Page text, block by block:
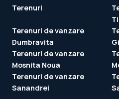
Terenuri
Terenuri de vanzare
Dumbravita
Terenuri de vanzare
Mosnita Noua
Terenuri de vanzare
Sanandrei